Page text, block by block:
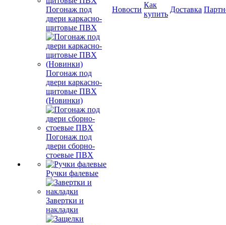
Погонаж под
двери каркасно-
щитовые ПВХ
Погонаж под
двери каркасно-
щитовые ПВХ
(Новинки)
Погонаж под
двери сборно-
стоевые ПВХ
Ручки фалевые
Завертки и
накладки
Новости
Как
купить
Доставка